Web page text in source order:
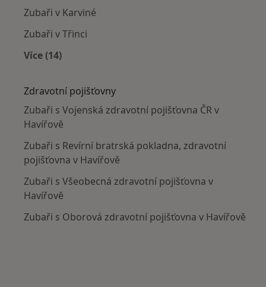
Zubaři v Karviné
Zubaři v Třinci
Více (14)
Zdravotní pojišťovny
Zubaři s Vojenská zdravotní pojišťovna ČR v
Havířově
Zubaři s Revírní bratrská pokladna, zdravotní
pojišťovna v Havířově
Zubaři s Všeobecná zdravotní pojišťovna v
Havířově
Zubaři s Oborová zdravotní pojišťovna v Havířově